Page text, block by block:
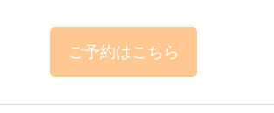
ら鍼灸整骨
ご予約はこちら